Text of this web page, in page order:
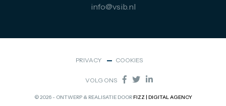
info@vsib.nl
© 2026 - ONTWERP & REALISATIE DOORFIZZ | DIGITAL AGENCY
PRIVACY COOKIES
VOLG ONS